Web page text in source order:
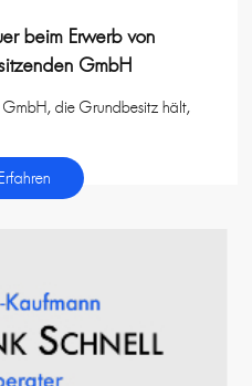
beim Erwerb von
GmbH
die Grundbesitz hält,